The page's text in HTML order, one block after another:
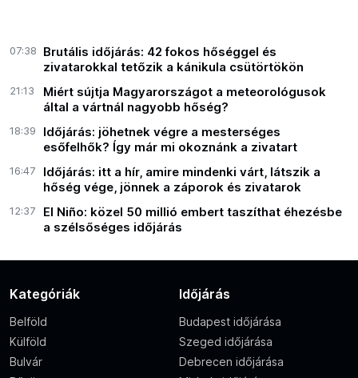
07:38
Brutális időjárás: 42 fokos hőséggel és
zivatarokkal tetőzik a kánikula csütörtökön
21:13
Miért sújtja Magyarországot a meteorológusok
által a vártnál nagyobb hőség?
18:39
Időjárás: jöhetnek végre a mesterséges
esőfelhők? Így már mi okoznánk a zivatart
16:47
Időjárás: itt a hír, amire mindenki várt, látszik a
hőség vége, jönnek a záporok és zivatarok
12:37
El Niño: közel 50 millió embert taszíthat éhezésbe
a szélsőséges időjárás
Kategóriák
Belföld
Külföld
Bulvár
Időjárás
Budapest időjárása
Szeged időjárása
Debrecen időjárása